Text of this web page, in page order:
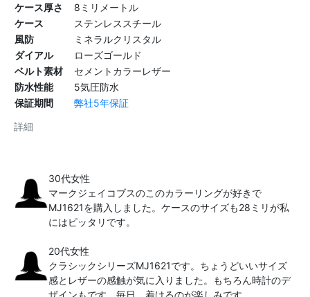
詳細
ケース厚さ
8ミリメートル
ケース
ステンレススチール
風防
ミネラルクリスタル
ダイアル
ローズゴールド
ベルト素材
セメントカラーレザー
防水性能
5気圧防水
保証期間
弊社5年保証
30代女性
マークジェイコブスのこのカラーリングが好きで
MJ1621を購入しました。ケースのサイズも28ミリが私
にはピッタリです。
20代女性
クラシックシリーズMJ1621です。ちょうどいいサイズ
感とレザーの感触が気に入りました。もちろん時計のデ
ザインもです。毎日、着けるのが楽しみです。